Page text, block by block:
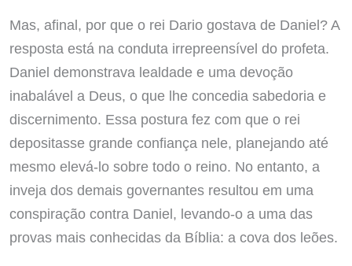
Mas, afinal, por que o rei Dario gostava de Daniel? A
resposta está na conduta irrepreensível do profeta.
Daniel demonstrava lealdade e uma devoção
inabalável a Deus, o que lhe concedia sabedoria e
discernimento. Essa postura fez com que o rei
depositasse grande confiança nele, planejando até
mesmo elevá-lo sobre todo o reino. No entanto, a
inveja dos demais governantes resultou em uma
conspiração contra Daniel, levando-o a uma das
provas mais conhecidas da Bíblia: a cova dos leões.